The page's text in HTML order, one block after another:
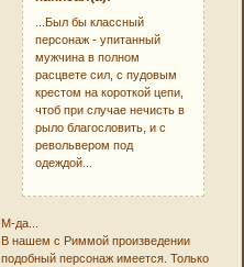
...Был бы классный
персонаж - упитанный
мужчина в полном
расцвете сил, с пудовым
крестом на короткой цепи,
чтоб при случае нечисть в
рыло благословить, и с
револьвером под
одеждой...
М-да...
В нашем с Риммой произведении
подобный персонаж имеется. Только